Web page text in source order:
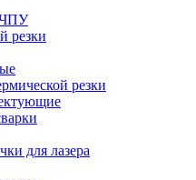
ЧПУ
резки
резки
для лазера